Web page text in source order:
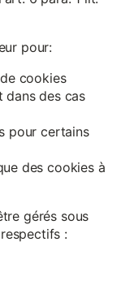
pour:
cookies
dans des cas
pour certains
des cookies à
gérés sous
: